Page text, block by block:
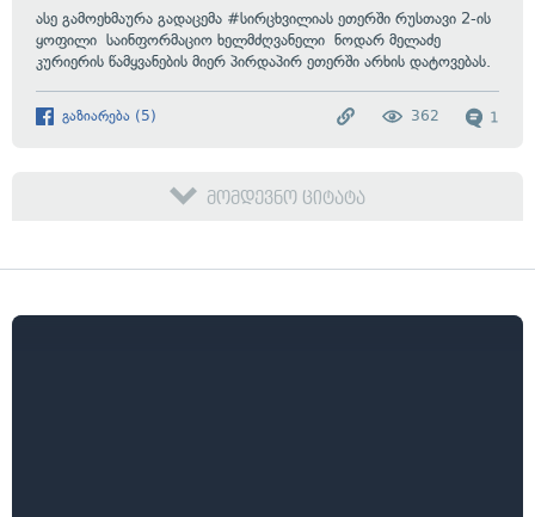
ასე გამოეხმაურა გადაცემა #სირცხვილიას ეთერში რუსთავი 2-ის
ყოფილი საინფორმაციო ხელმძღვანელი ნოდარ მელაძე
კურიერის წამყვანების მიერ პირდაპირ ეთერში არხის დატოვებას.
გაზიარება (5) 1
362
მომდევნო ციტატა